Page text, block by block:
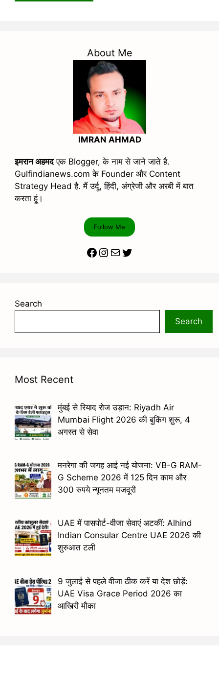
About Me
IMRAN AHMAD
इमरान अहमदएक Blogger, के नाम से जाने जाते है.
Gulfindianews.com के Founder और Content
Strategy Head है. मैं उर्दू, हिंदी, अंग्रेजी और अरबी में बात
करता हूं।
Follow Me
Facebook
Instagram
MailTwitter
Search
Search
Most Recent
मुंबई से रियाद रोज उड़ान: Riyadh Air
Mumbai Flight 2026 की बुकिंग शुरू, 4
अगस्त से सेवा
मनरेगा की जगह आई नई योजना: VB-G RAM-
G Scheme 2026 में 125 दिन काम और
300 रुपये न्यूनतम मजदूरी
UAE में पासपोर्ट-वीजा सेवाएं अटकीं: Alhind
Indian Consular Centre UAE 2026 की
शुरुआत टली
9 जुलाई से पहले वीजा ठीक करें या देश छोड़ें:
UAE Visa Grace Period 2026 का
आखिरी मौका